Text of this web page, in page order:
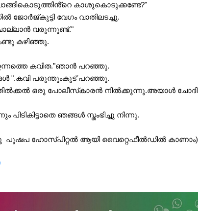
കാശുകൊടുക്കണ്ടേ?"
ടയിൽ ജോർജ്‌കുട്ടി വേഗം വാതിലടച്ചു.
വരുന്നുണ്ട്."
കഴിഞ്ഞു.
കവിത."ഞാൻ പറഞ്ഞു.
".കവി പരുന്തുംകൂട് പറഞ്ഞു.
ചോദിച്ചു,"ആരാണ് ഈ വീട്
ഞങ്ങൾ സ്തംഭിച്ചു നിന്നു.
പുഷപ ഹോസ്പിറ്റൽ ആയി വൈറ്റെഫീൽഡിൽ കാണാം)